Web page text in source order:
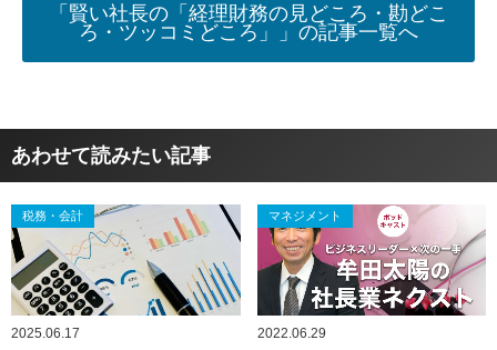
「賢い社長の「経理財務の見どころ・勘どこ
ろ・ツッコミどころ」」の記事一覧へ
あわせて読みたい記事
税務・会計
2025.06.17
マネジメント
2022.06.29